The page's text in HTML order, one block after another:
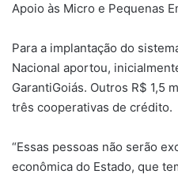
Apoio às Micro e Pequenas
Para a implantação do
Nacional aportou,
GarantiGoiás. Outros R$ 1,5
três cooperativas de crédito.
“Essas pessoas não serão
econômica do Estado, que